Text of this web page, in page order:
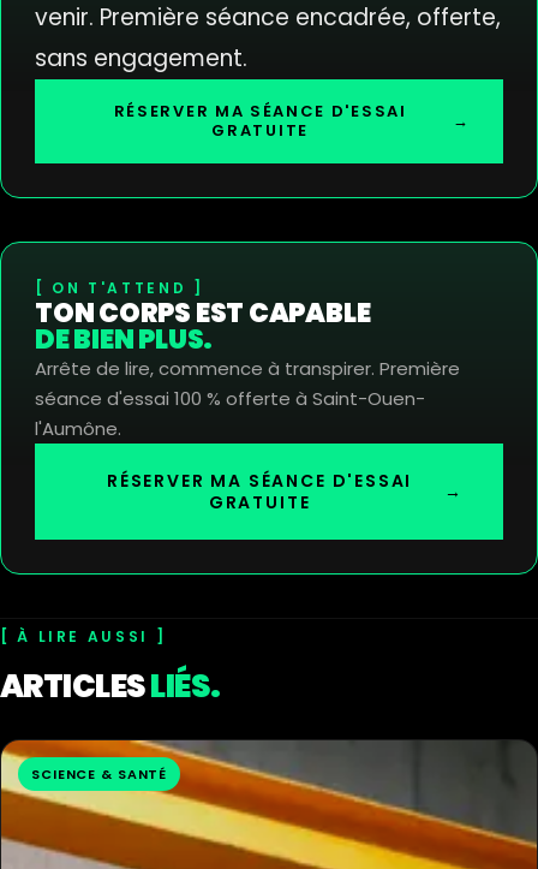
venir. Première séance encadrée, offerte,
sans engagement.
RÉSERVER MA SÉANCE D'ESSAI
GRATUITE
→
ON T'ATTEND
TON CORPS EST CAPABLE
DE BIEN PLUS.
Arrête de lire, commence à transpirer. Première
séance d'essai 100 % offerte à Saint-Ouen-
l'Aumône.
RÉSERVER MA SÉANCE D'ESSAI
GRATUITE
→
À LIRE AUSSI
ARTICLESLIÉS.
SCIENCE & SANTÉ